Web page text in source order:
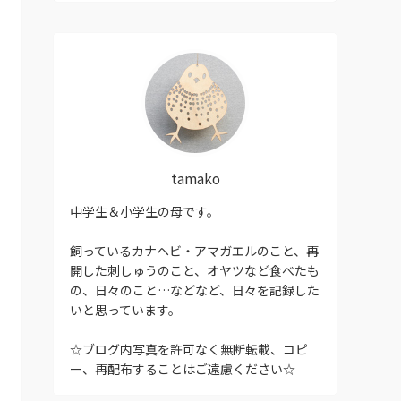
tamako
中学生＆小学生の母です。
飼っているカナヘビ・アマガエルのこと、再
開した刺しゅうのこと、オヤツなど食べたも
の、日々のこと…などなど、日々を記録した
いと思っています。
☆ブログ内写真を許可なく無断転載、コピ
ー、再配布することはご遠慮ください☆